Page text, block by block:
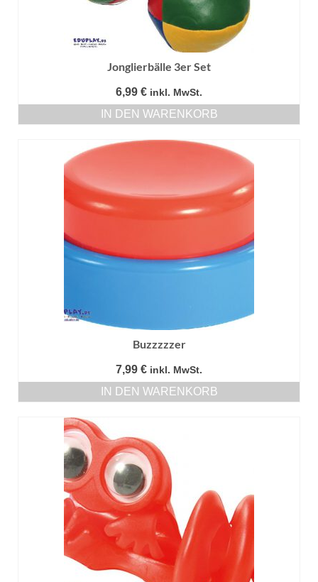
Jonglierbälle 3er Set
6,99 € inkl. MwSt.
IN DEN WARENKORB
Buzzzzzer
7,99 € inkl. MwSt.
IN DEN WARENKORB